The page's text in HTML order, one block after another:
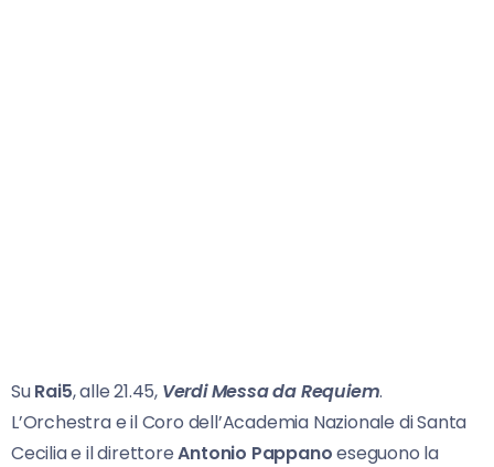
SuRai5, alle 21.45, Verdi Messa da Requiem.
L’Orchestra e il Coro dell’Academia Nazionale di Santa
Cecilia e il direttoreAntonio Pappanoeseguono la